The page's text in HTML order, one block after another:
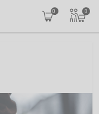
0 0